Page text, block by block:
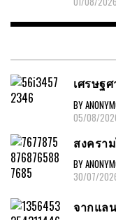
เศรษฐ
BY
05/08/
สงครา
BY
30/07/
จากแลน